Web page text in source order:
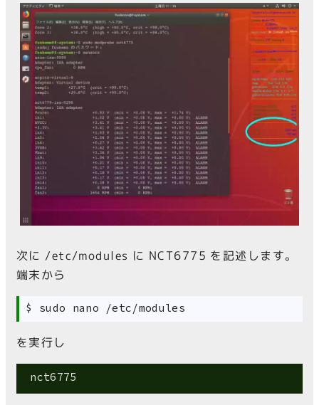
次に /etc/modules に NCT6775 を記述します。
端末から
を実行し